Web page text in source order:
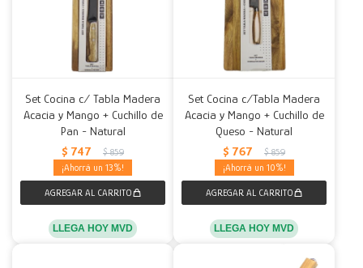
Set Cocina c/ Tabla Madera
Acacia y Mango + Cuchillo de
Pan - Natural
$ 747 $ 859
13
LLEGA HOY MVD
Set Cocina c/Tabla Madera
Acacia y Mango + Cuchillo de
Queso - Natural
$ 767 $ 859
10
LLEGA HOY MVD